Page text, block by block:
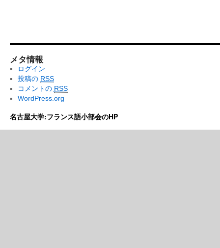
メタ情報
ログイン
投稿の RSS
コメントの RSS
WordPress.org
名古屋大学:フランス語小部会のHP